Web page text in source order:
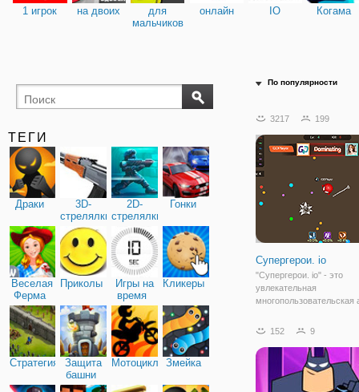
1 игрок на двоих
для
мальчиков
онлайн IO Когама
ТЕГИ
Драки
3D-
стрелялки
2D-
стрелялки
Гонки
Веселая
Ферма
Приколы
Игры на
время
Кликеры
Стратегия
Защита
башни
МотоциклыЗмейка
По популярности
3217 199
Супергерои. io
"Супергерои. io" - это
увлекательная
многопользовательская
предстоит отправиться в
котором ждет
заданий и интересных
персонажей.
152 9